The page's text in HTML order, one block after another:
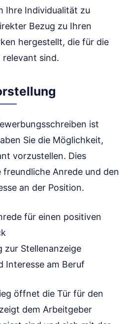
Ihre Individualität zu
Bezug zu Ihren
hergestellt, die für die
sind.
ist
Sie die Möglichkeit,
vorzustellen. Dies
Anrede und den
an der Position.
für einen positiven
zur Stellenanzeige
Interesse am Beruf
öffnet die Tür für den
dem Arbeitgeber